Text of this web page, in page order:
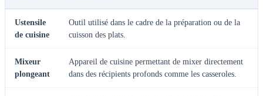
Ustensile
de cuisine
Outil utilisé dans le cadre de la préparation ou de la
cuisson des plats.
Mixeur
plongeant
Appareil de cuisine permettant de mixer directement
dans des récipients profonds comme les casseroles.